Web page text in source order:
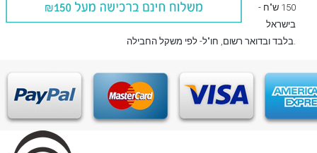
150 ש"ח -
בישראל
בלבדובדואר רשום , חו"ל- לפי משקל החבילה.